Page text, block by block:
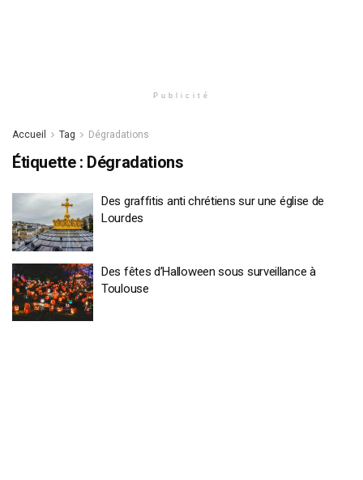
Publicité
Accueil Tag Dégradations
Étiquette : Dégradations
Des graffitis anti chrétiens sur une église de
Lourdes
Des fêtes d’Halloween sous surveillance à
Toulouse